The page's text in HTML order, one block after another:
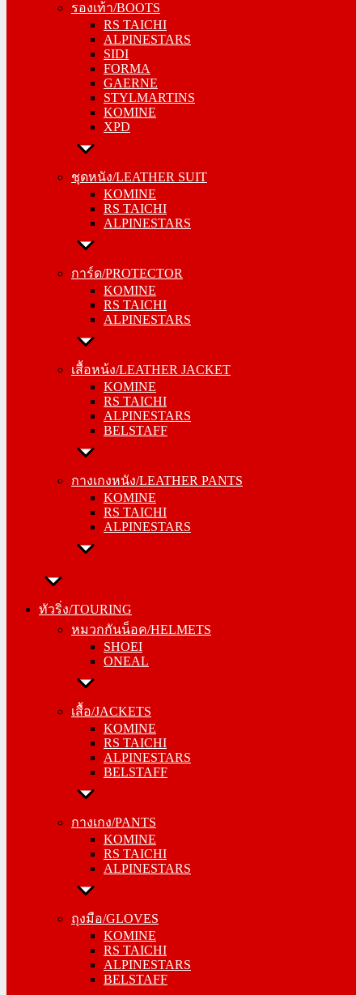
รองเท้า/BOOTS
RS TAICHI
ALPINESTARS
SIDI
FORMA
GAERNE
STYLMARTINS
KOMINE
XPD
ชุดหนัง/LEATHER SUIT
KOMINE
RS TAICHI
ALPINESTARS
การ์ด/PROTECTOR
KOMINE
RS TAICHI
ALPINESTARS
เสื้อหน้ง/LEATHER JACKET
KOMINE
RS TAICHI
ALPINESTARS
BELSTAFF
กางเกงหนัง/LEATHER PANTS
KOMINE
RS TAICHI
ALPINESTARS
ทัวริ่ง/TOURING
หมวกกันน็อค/HELMETS
SHOEI
ONEAL
เสื้อ/JACKETS
KOMINE
RS TAICHI
ALPINESTARS
BELSTAFF
กางเกง/PANTS
KOMINE
RS TAICHI
ALPINESTARS
ถุงมือ/GLOVES
KOMINE
RS TAICHI
ALPINESTARS
BELSTAFF
RS TAICHI
ALPINESTARS
SIDI
FORMA
GAERNE
STYLMARTINS
KOMINE
XPD
KOMINE
RS TAICHI
ALPINESTARS
KOMINE
RS TAICHI
ALPINESTARS
KOMINE
RS TAICHI
ALPINESTARS
BELSTAFF
KOMINE
RS TAICHI
ALPINESTARS
หมวกกันน็อค/HELMETS
SHOEI
ONEAL
KOMINE
RS TAICHI
ALPINESTARS
BELSTAFF
KOMINE
RS TAICHI
ALPINESTARS
KOMINE
RS TAICHI
ALPINESTARS
BELSTAFF